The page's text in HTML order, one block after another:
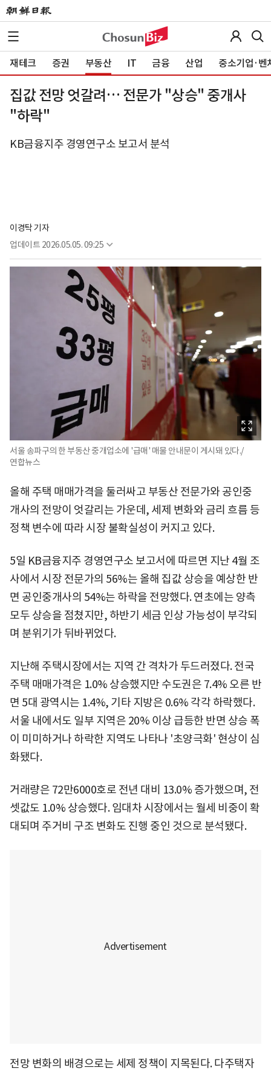
재테크 증권 부동산 IT 금융 산업 중소기업·벤
집값 전망 엇갈려… 전문가 "상승" 중개사
"하락"
KB금융지주 경영연구소 보고서 분석
이경탁 기자
업데이트 2026.05.05. 09:25
서울 송파구의 한 부동산 중개업소에 '급매' 매물 안내문이 게시돼 있다./
연합뉴스
올해 주택 매매가격을 둘러싸고 부동산 전문가와 공인중
개사의 전망이 엇갈리는 가운데, 세제 변화와 금리 흐름 등
정책 변수에 따라 시장 불확실성이 커지고 있다.
5일 KB금융지주 경영연구소 보고서에 따르면 지난 4월 조
사에서 시장 전문가의 56%는 올해 집값 상승을 예상한 반
면 공인중개사의 54%는 하락을 전망했다. 연초에는 양측
모두 상승을 점쳤지만, 하반기 세금 인상 가능성이 부각되
며 분위기가 뒤바뀌었다.
지난해 주택시장에서는 지역 간 격차가 두드러졌다. 전국
주택 매매가격은 1.0% 상승했지만 수도권은 7.4% 오른 반
면 5대 광역시는 1.4%, 기타 지방은 0.6% 각각 하락했다.
서울 내에서도 일부 지역은 20% 이상 급등한 반면 상승 폭
이 미미하거나 하락한 지역도 나타나 '초양극화' 현상이 심
화됐다.
거래량은 72만6000호로 전년 대비 13.0% 증가했으며, 전
셋값도 1.0% 상승했다. 임대차 시장에서는 월세 비중이 확
대되며 주거비 구조 변화도 진행 중인 것으로 분석됐다.
전망 변화의 배경으로는 세제 정책이 지목된다. 다주택자